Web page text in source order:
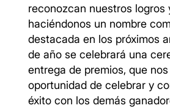
reconozcan nuestros logros
haciéndonos un nombre
destacada en los próximos
de año se celebrará una
entrega de premios, que
oportunidad de celebrar y
éxito con los demás